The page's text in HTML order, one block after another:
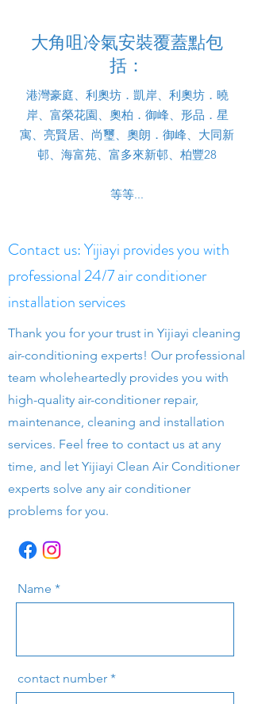
大角咀冷氣安裝覆蓋點包
括：
港灣豪庭、利奧坊．凱岸、利奧坊．曉
岸、富榮花園、奧柏．御峰、形品．星
寓、亮賢居、尚璽、奧朗．御峰、大同新
邨、海富苑、富多來新邨、柏豐28
等等...
Contact us: Yijiayi provides you with
professional 24/7 air conditioner
installation services
Thank you for your trust in Yijiayi cleaning
air-conditioning experts! Our professional
team wholeheartedly provides you with
high-quality air-conditioner repair,
maintenance, cleaning and installation
services. Feel free to contact us at any
time, and let Yijiayi Clean Air Conditioner
experts solve any air conditioner
problems for you.
Name
contact number